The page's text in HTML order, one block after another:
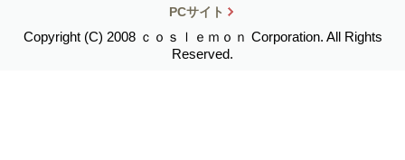
PCサイト
Copyright (C) 2008 ｃｏｓｌｅｍｏｎ Corporation. All Rights
Reserved.